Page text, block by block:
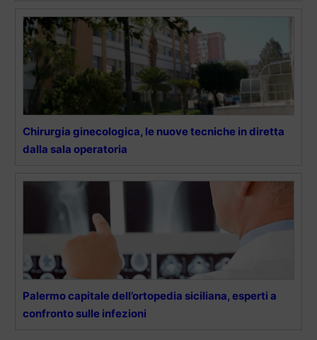
Chirurgia ginecologica, le nuove tecniche in diretta
dalla sala operatoria
Palermo capitale dell’ortopedia siciliana, esperti a
confronto sulle infezioni